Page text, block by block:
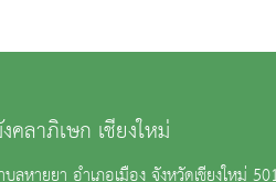
ลาภิเษก เชียงใหม่